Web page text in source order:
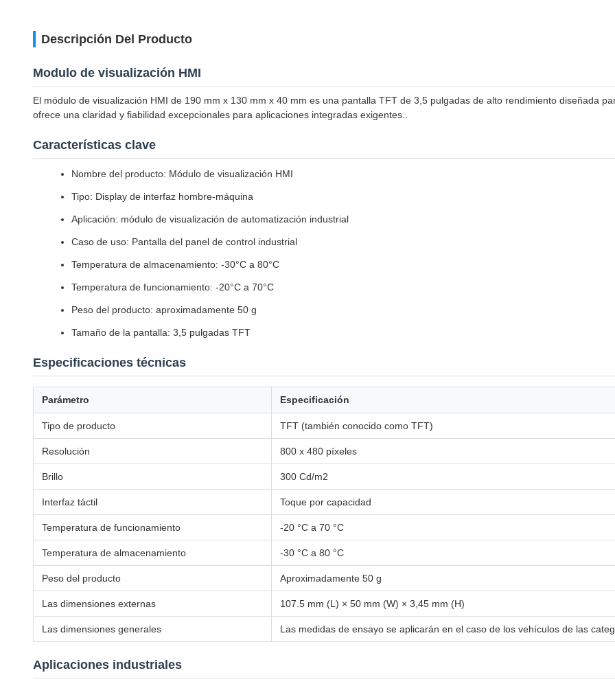
Descripción Del Producto
Modulo de visualización HMI
El módulo de visualización HMI de 190 mm x 130 mm x 40 mm es una pantalla TFT de 3,5 pulgadas de alto rendimiento diseñada
ofrece una claridad y fiabilidad excepcionales para aplicaciones integradas exigentes..
Características clave
Nombre del producto: Módulo de visualización HMI
Tipo: Display de interfaz hombre-máquina
Aplicación: módulo de visualización de automatización industrial
Caso de uso: Pantalla del panel de control industrial
Temperatura de almacenamiento: -30°C a 80°C
Temperatura de funcionamiento: -20°C a 70°C
Peso del producto: aproximadamente 50 g
Tamaño de la pantalla: 3,5 pulgadas TFT
Especificaciones técnicas
Parámetro Especificación
Tipo de producto TFT (también conocido como TFT)
Resolución 800 x 480 píxeles
Brillo 300 Cd/m2
Interfaz táctil Toque por capacidad
Temperatura de funcionamiento -20 °C a 70 °C
Temperatura de almacenamiento -30 °C a 80 °C
Peso del producto Aproximadamente 50 g
Las dimensiones externas 107.5 mm (L) × 50 mm (W) × 3,45 mm (H)
Las dimensiones generales Las medidas de ensayo se aplicarán en el caso de los vehículos de las
Aplicaciones industriales